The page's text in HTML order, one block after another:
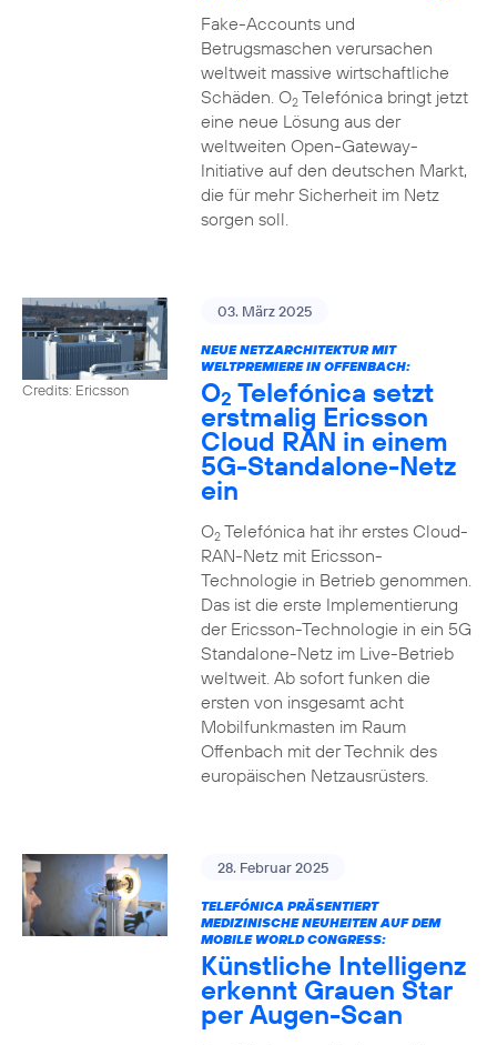
Fake-Accounts und
Betrugsmaschen verursachen
weltweit massive wirtschaftliche
Schäden. O2Telefónica bringt jetzt
eine neue Lösung aus der
weltweiten Open-Gateway-
Initiative auf den deutschen Markt,
die für mehr Sicherheit im Netz
sorgen soll.
Credits: Ericsson
03. März 2025
NEUE NETZARCHITEKTUR MIT
WELTPREMIERE IN OFFENBACH:
O2 Telefónica setzt
erstmalig Ericsson
Cloud RAN in einem
5G-Standalone-Netz
ein
O2Telefónica hat ihr erstes Cloud-
RAN-Netz mit Ericsson-
Technologie in Betrieb genommen.
Das ist die erste Implementierung
der Ericsson-Technologie in ein 5G
Standalone-Netz im Live-Betrieb
weltweit. Ab sofort funken die
ersten von insgesamt acht
Mobilfunkmasten im Raum
Offenbach mit der Technik des
europäischen Netzausrüsters.
28. Februar 2025
TELEFÓNICA PRÄSENTIERT
MEDIZINISCHE NEUHEITEN AUF DEM
MOBILE WORLD CONGRESS:
Künstliche Intelligenz
erkennt Grauen Star
per Augen-Scan